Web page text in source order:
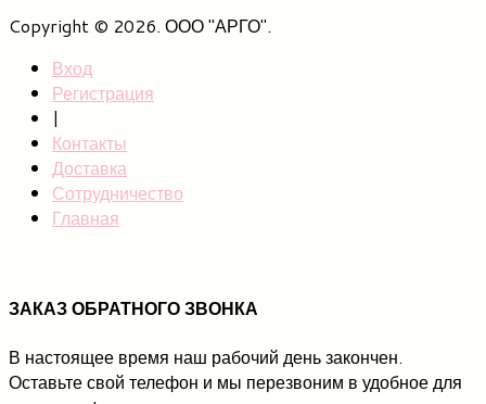
Copyright © 2026. ООО "АРГО".
Вход
Регистрация
|
Контакты
Доставка
Сотрудничество
Главная
ЗАКАЗ ОБРАТНОГО ЗВОНКА
В настоящее время наш рабочий день закончен.
Оставьте свой телефон и мы перезвоним в удобное для